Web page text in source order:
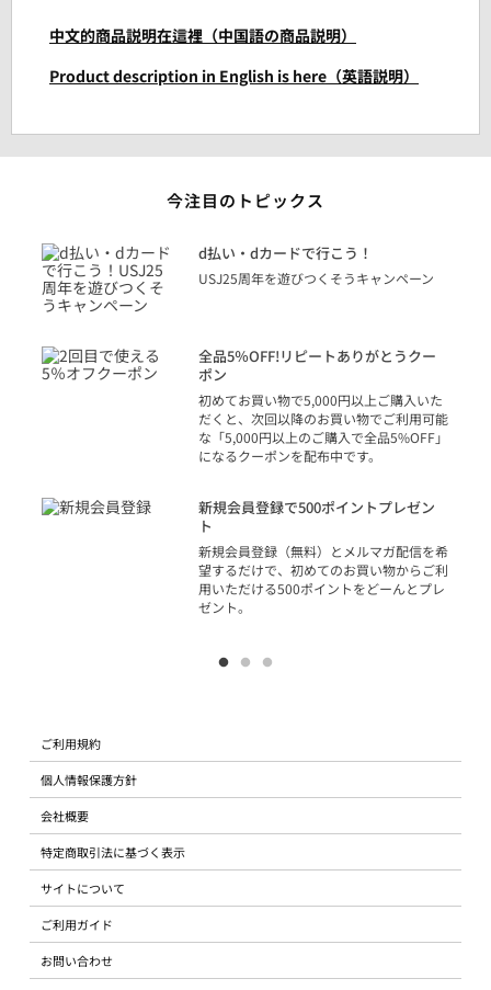
中文的商品説明在這裡（中国語の商品説明）
Product description in English is here（英語説明）
今注目のトピックス
d払い・dカードで行こう！
USJ25周年を遊びつくそうキャンペーン
全品5％OFF!リピートありがとうクー
ポン
初めてお買い物で5,000円以上ご購入いた
だくと、次回以降のお買い物でご利用可能
な「5,000円以上のご購入で全品5%OFF」
になるクーポンを配布中です。
新規会員登録で500ポイントプレゼン
ト
新規会員登録（無料）とメルマガ配信を希
望するだけで、初めてのお買い物からご利
用いただける500ポイントをどーんとプレ
ゼント。
ご利用規約
個人情報保護方針
会社概要
特定商取引法に基づく表示
サイトについて
ご利用ガイド
お問い合わせ